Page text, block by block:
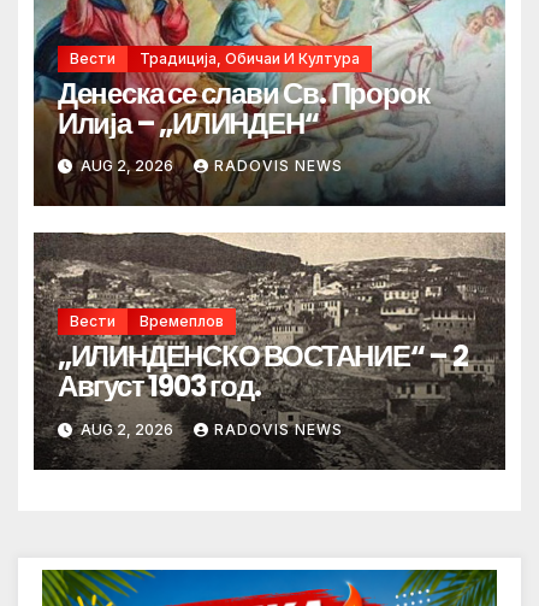
Вести Традиција, Обичаи И Култура
Денеска се слави Св. Пророк
Илија – „ИЛИНДЕН“
AUG 2, 2026 RADOVIS NEWS
Вести Времеплов
„ИЛИНДЕНСКО ВОСТАНИЕ“ – 2
Август 1903 год.
AUG 2, 2026 RADOVIS NEWS